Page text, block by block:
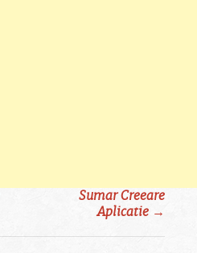
Sumar Creeare
Aplicatie →